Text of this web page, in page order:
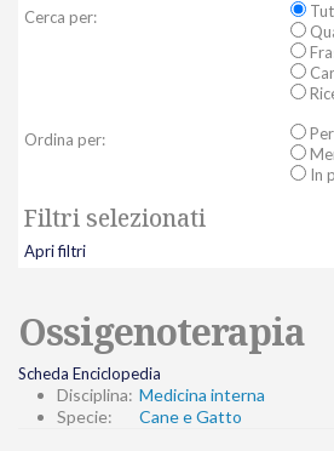
Cerca per:
Ordina per:
In
Filtri selezionati
Apri filtri
Ossigenoterapia
Scheda Enciclopedia
Disciplina: Medicina interna
Specie:
Cane e Gatto